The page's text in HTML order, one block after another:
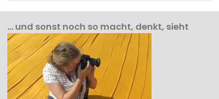
… und sonst noch so macht, denkt, sieht